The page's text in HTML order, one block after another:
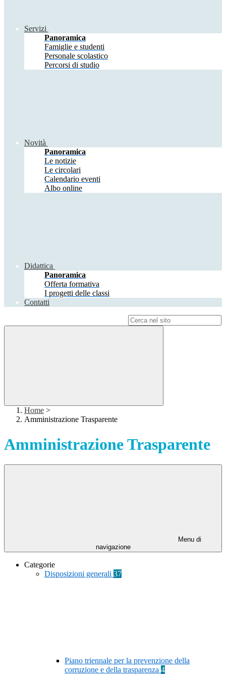
Servizi
Panoramica
Famiglie e studenti
Personale scolastico
Percorsi di studio
Novità
Panoramica
Le notizie
Le circolari
Calendario eventi
Albo online
Didattica
Panoramica
Offerta formativa
I progetti delle classi
Contatti
Home >
Amministrazione Trasparente
Amministrazione Trasparente
Menu di
navigazione
Categorie
Disposizioni generali 37
Piano triennale per la prevenzione della
corruzione e della trasparenza 4